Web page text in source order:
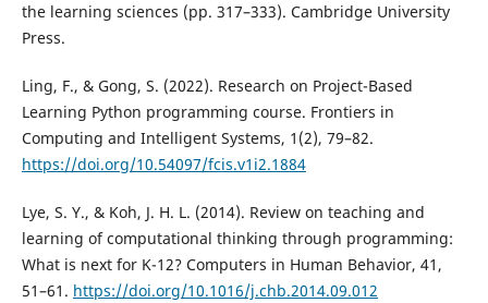
the learning sciences (pp. 317–333). Cambridge University
Press.
Ling, F., & Gong, S. (2022). Research on Project-Based
Learning Python programming course. Frontiers in
Computing and Intelligent Systems, 1(2), 79–82.
https://doi.org/10.54097/fcis.v1i2.1884
Lye, S. Y., & Koh, J. H. L. (2014). Review on teaching and
learning of computational thinking through programming:
What is next for K-12? Computers in Human Behavior, 41,
51–61. https://doi.org/10.1016/j.chb.2014.09.012